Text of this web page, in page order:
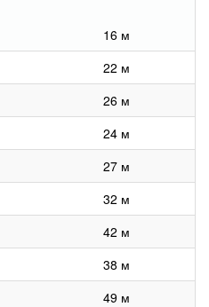
16 м
22 м
26 м
24 м
27 м
32 м
42 м
38 м
49 м